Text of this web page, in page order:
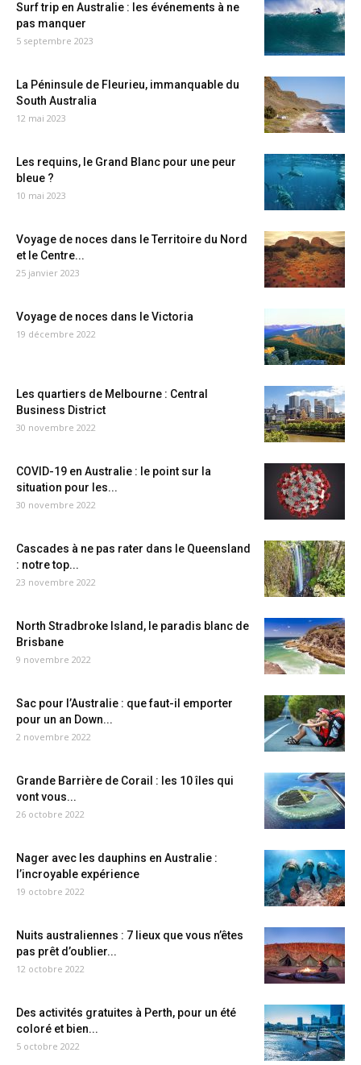
Surf trip en Australie : les événements à ne
pas manquer
5 septembre 2023
La Péninsule de Fleurieu, immanquable du
South Australia
12 mai 2023
Les requins, le Grand Blanc pour une peur
bleue ?
10 mai 2023
Voyage de noces dans le Territoire du Nord
et le Centre...
25 janvier 2023
Voyage de noces dans le Victoria
19 décembre 2022
Les quartiers de Melbourne : Central
Business District
30 novembre 2022
COVID-19 en Australie : le point sur la
situation pour les...
30 novembre 2022
Cascades à ne pas rater dans le Queensland
: notre top...
23 novembre 2022
North Stradbroke Island, le paradis blanc de
Brisbane
9 novembre 2022
Sac pour l’Australie : que faut-il emporter
pour un an Down...
2 novembre 2022
Grande Barrière de Corail : les 10 îles qui
vont vous...
26 octobre 2022
Nager avec les dauphins en Australie :
l’incroyable expérience
19 octobre 2022
Nuits australiennes : 7 lieux que vous n’êtes
pas prêt d’oublier...
12 octobre 2022
Des activités gratuites à Perth, pour un été
coloré et bien...
5 octobre 2022